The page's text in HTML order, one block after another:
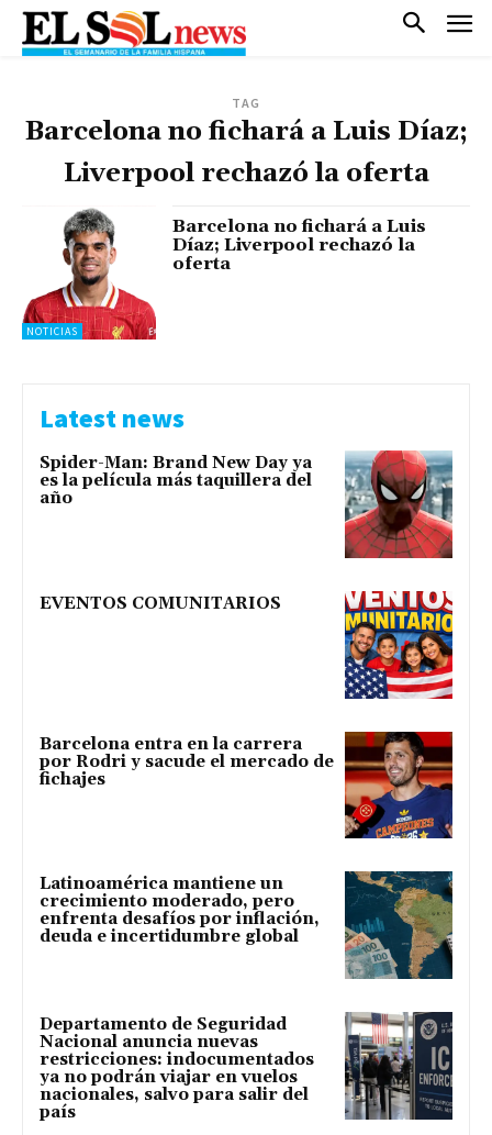
TAG
Barcelona no fichará a Luis Díaz;
Liverpool rechazó la oferta
NOTICIAS
Barcelona no fichará a Luis
Díaz; Liverpool rechazó la
oferta
Latest news
Spider-Man: Brand New Day ya
es la película más taquillera del
año
EVENTOS COMUNITARIOS
Barcelona entra en la carrera
por Rodri y sacude el mercado de
fichajes
Latinoamérica mantiene un
crecimiento moderado, pero
enfrenta desafíos por inflación,
deuda e incertidumbre global
Departamento de Seguridad
Nacional anuncia nuevas
restricciones: indocumentados
ya no podrán viajar en vuelos
nacionales, salvo para salir del
país